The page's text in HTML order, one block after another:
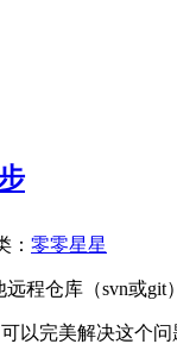
： 零零星星
程仓库（svn或git
可以完美解决这个